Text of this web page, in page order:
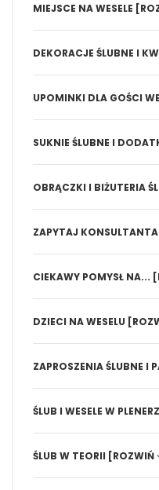
MIEJSCE NA WESELE
DEKORACJE ŚLUBNE I
UPOMINKI DLA GOŚCI
SUKNIE ŚLUBNE I
OBRĄCZKI I BIŻUTERIA
ZAPYTAJ KONSULTANTA
CIEKAWY POMYSŁ NA...
DZIECI NA WESELU
ZAPROSZENIA ŚLUBNE I
ŚLUB I WESELE W
ŚLUB W TEORII [ROZWIŃ